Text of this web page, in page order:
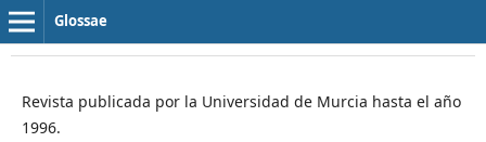
Glossae
Revista publicada por la Universidad de Murcia hasta el año
1996.